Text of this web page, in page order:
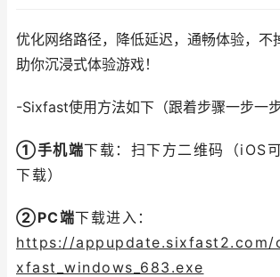
优化网络路径，降低延迟，通畅体验，不
助你沉浸式体验游戏！
-Sixfast使用方法如下（跟着步骤一步一步
①手机端下载：扫下方二维码（iOS
下载）
②PC端下载进入：
https://
xfast_windows_683.exe